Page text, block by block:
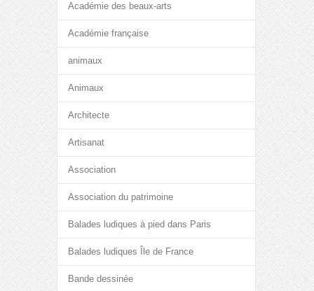
Académie des beaux-arts
Académie française
animaux
Animaux
Architecte
Artisanat
Association
Association du patrimoine
Balades ludiques à pied dans Paris
Balades ludiques Île de France
Bande dessinée